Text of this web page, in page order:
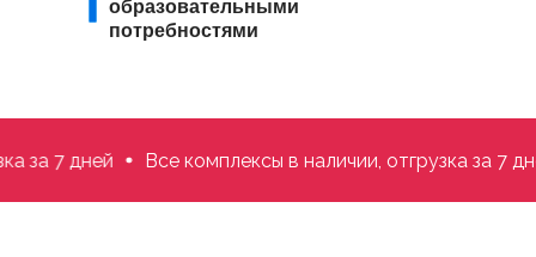
образовательными
потребностями
7 дней Все комплексы в наличии, отгрузка за 7 дней